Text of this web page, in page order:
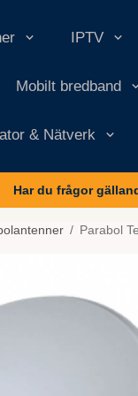
IPTV
Mobilt bredband
& Nätverk
Har du frågor
/ Parabol